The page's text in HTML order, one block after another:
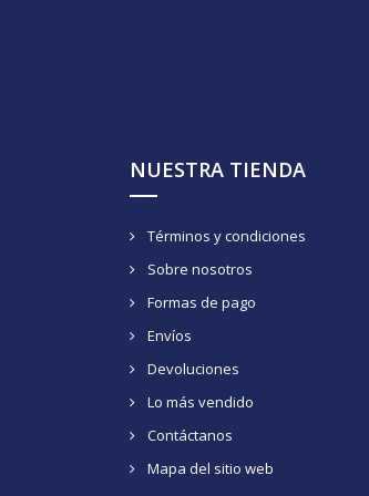
NUESTRA TIENDA
Términos y condiciones
Sobre nosotros
Formas de pago
Envíos
Devoluciones
Lo más vendido
Contáctanos
Mapa del sitio web